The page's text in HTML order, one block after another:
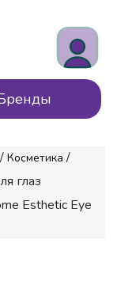
/ Косметика /
глаз
Esthetic Eye